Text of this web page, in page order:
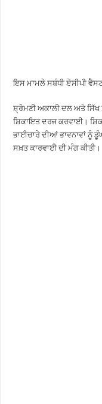
ਇਸ ਮਾਮਲੇ ਸਬੰਧੀ ਏਸੀਪੀ
ਸ਼੍ਰੋਮਣੀ ਅਕਾਲੀ ਦਲ ਅਤੇ
ਸ਼ਿਕਾਇਤ ਦਰਜ ਕਰਵਾਈ।
ਭਾਈਚਾਰੇ ਦੀਆਂ ਭਾਵਨਾਵਾਂ ਨੂੰ
ਸਖ਼ਤ ਕਾਰਵਾਈ ਦੀ ਮੰਗ ਕੀਤੀ।